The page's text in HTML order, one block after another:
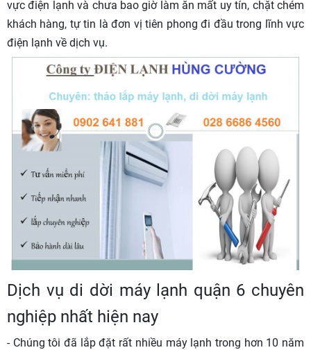
vực điện lạnh và chưa bao giờ làm ăn mất uy tín, chặt chém
khách hàng, tự tin là đơn vị tiên phong đi đầu trong lĩnh vực
điện lạnh về dịch vụ.
Dịch vụ di dời máy lạnh quận 6 chuyên
nghiệp nhất hiện nay
- Chúng tôi đã lắp đặt rất nhiều máy lạnh trong hơn 10 năm